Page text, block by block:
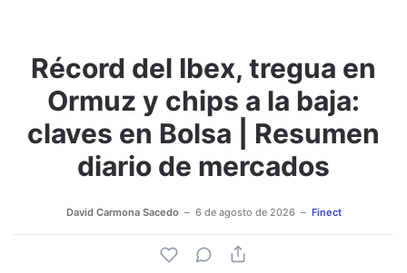
Adjuntar imagen Comentar
Récord del Ibex, tregua en
Ormuz y chips a la baja:
claves en Bolsa | Resumen
diario de mercados
David Carmona Sacedo 6 de agosto de 2026 Finect